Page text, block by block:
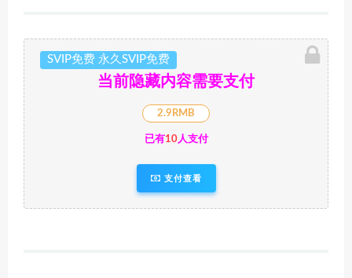
SVIP免费 永久SVIP免费
当前隐藏内容需要支付
2.9RMB
已有10人支付
支付查看